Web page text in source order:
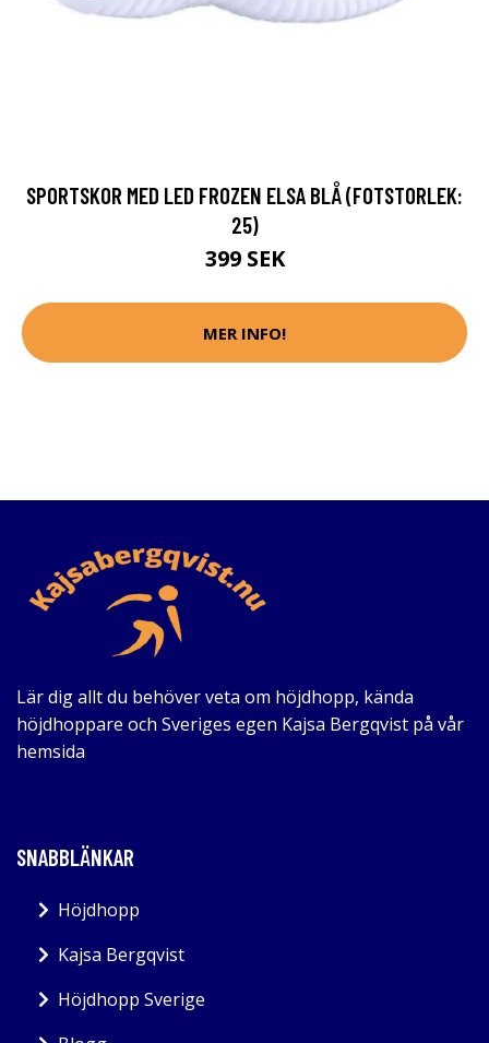
SPORTSKOR MED LED FROZEN ELSA BLÅ (FOTSTORLEK:
25)
399 SEK
MER INFO!
Lär dig allt du behöver veta om höjdhopp, kända
höjdhoppare och Sveriges egen Kajsa Bergqvist på vår
hemsida
SNABBLÄNKAR
Höjdhopp
Kajsa Bergqvist
Höjdhopp Sverige